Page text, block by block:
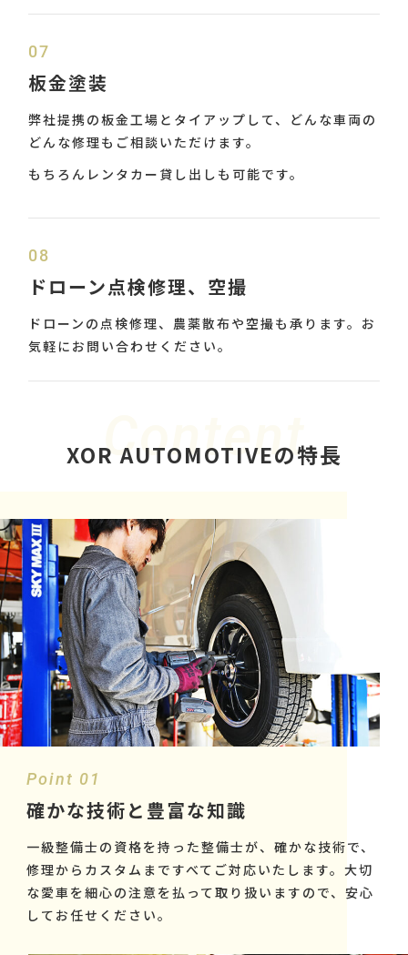
07
板金塗装
弊社提携の板金工場とタイアップして、どんな車両の
どんな修理もご相談いただけます。
もちろんレンタカー貸し出しも可能です。
08
ドローン点検修理、空撮
ドローンの点検修理、農薬散布や空撮も承ります。お
気軽にお問い合わせください。
Content
XOR AUTOMOTIVEの特長
Point 01
確かな技術と豊富な知識
一級整備士の資格を持った整備士が、確かな技術で、
修理からカスタムまですべてご対応いたします。大切
な愛車を細心の注意を払って取り扱いますので、安心
してお任せください。